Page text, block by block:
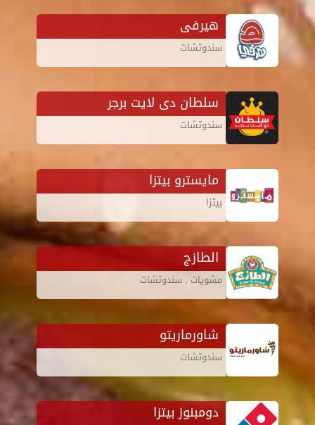
هيرفى
سندوتشات
سلطان دى لايت برجر
سندوتشات
مايسترو بيتزا
بيتزا
الطازج
مشويات , سندوتشات
شاورماريتو
سندوتشات
دومبنوز بيتزا